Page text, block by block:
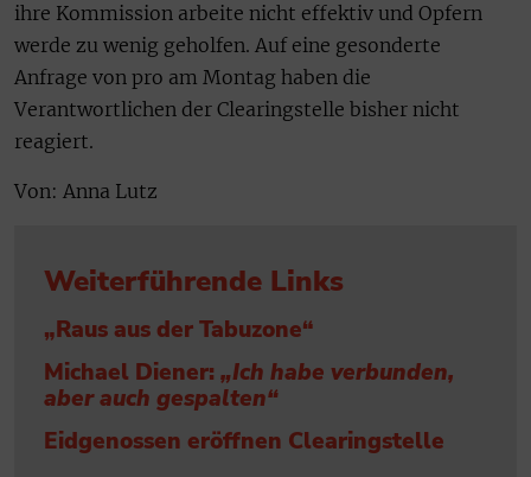
ihre Kommission arbeite nicht effektiv und Opfern
werde zu wenig geholfen. Auf eine gesonderte
Anfrage von pro am Montag haben die
Verantwortlichen der Clearingstelle bisher nicht
reagiert.
Von: Anna Lutz
Weiterführende Links
„Raus aus der Tabuzone“
Michael Diener: „Ich habe verbunden,
aber auch gespalten“
Eidgenossen eröffnen Clearingstelle